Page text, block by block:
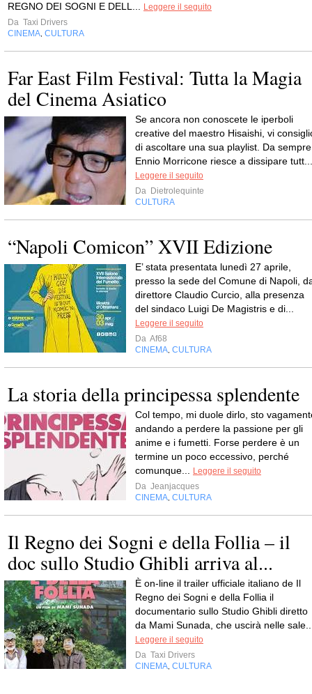
REGNO DEI SOGNI E DELL...
Leggere il seguito
Da Taxi Drivers
CINEMA CULTURA
Far East Film Festival: Tutta la Magia
del Cinema Asiatico
Se ancora non conoscete le iperboli
creative del maestro Hisaishi, vi
di ascoltare una sua playlist. Da sempre
Ennio Morricone riesce a dissipare tutt...
Leggere il seguito
Da Dietrolequinte
CULTURA
“Napoli Comicon” XVII Edizione
E’ stata presentata lunedì 27 aprile,
presso la sede del Comune di Napoli,
direttore Claudio Curcio, alla presenza
del sindaco Luigi De Magistris e di...
Leggere il seguito
Da Af68
CINEMA CULTURA
La storia della principessa splendente
Col tempo, mi duole dirlo, sto
andando a perdere la passione per gli
anime e i fumetti. Forse perdere è un
termine un poco eccessivo, perché
comunque...
Leggere il seguito
Da Jeanjacques
CINEMA CULTURA
Il Regno dei Sogni e della Follia – il
doc sullo Studio Ghibli arriva al...
È on-line il trailer ufficiale italiano de Il
Regno dei Sogni e della Follia il
documentario sullo Studio Ghibli diretto
da Mami Sunada, che uscirà nelle
Leggere il seguito
Da Taxi Drivers
CINEMA CULTURA